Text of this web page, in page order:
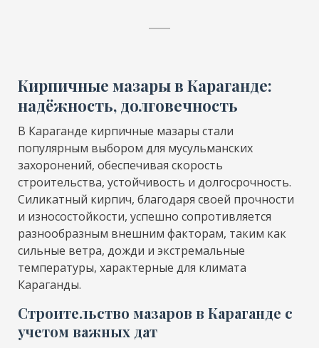
Кирпичные мазары в Караганде:
надёжность, долговечность
В Караганде кирпичные мазары стали
популярным выбором для мусульманских
захоронений, обеспечивая скорость
строительства, устойчивость и долгосрочность.
Силикатный кирпич, благодаря своей прочности
и износостойкости, успешно сопротивляется
разнообразным внешним факторам, таким как
сильные ветра, дожди и экстремальные
температуры, характерные для климата
Караганды.
Строительство мазаров в Караганде с
учетом важных дат